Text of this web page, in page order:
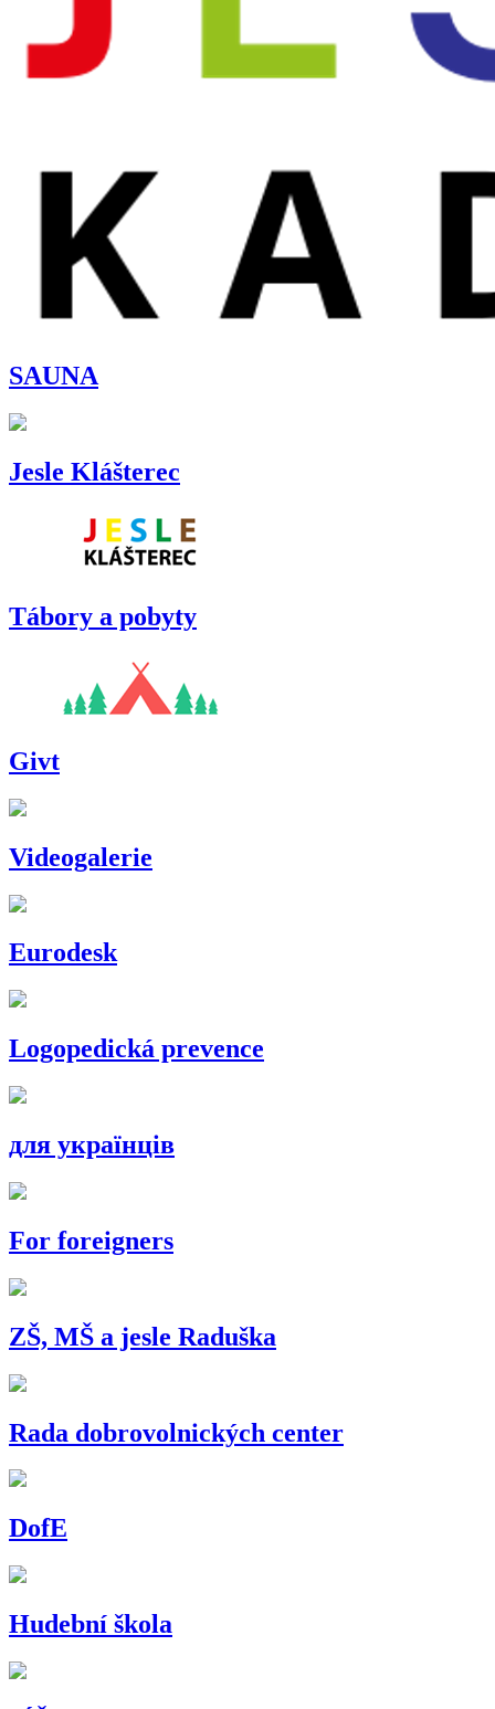
SAUNA
Jesle Klášterec
Tábory a pobyty
Givt
Videogalerie
Eurodesk
Logopedická prevence
для українців
For foreigners
ZŠ, MŠ a jesle Raduška
Rada dobrovolnických center
DofE
Hudební škola